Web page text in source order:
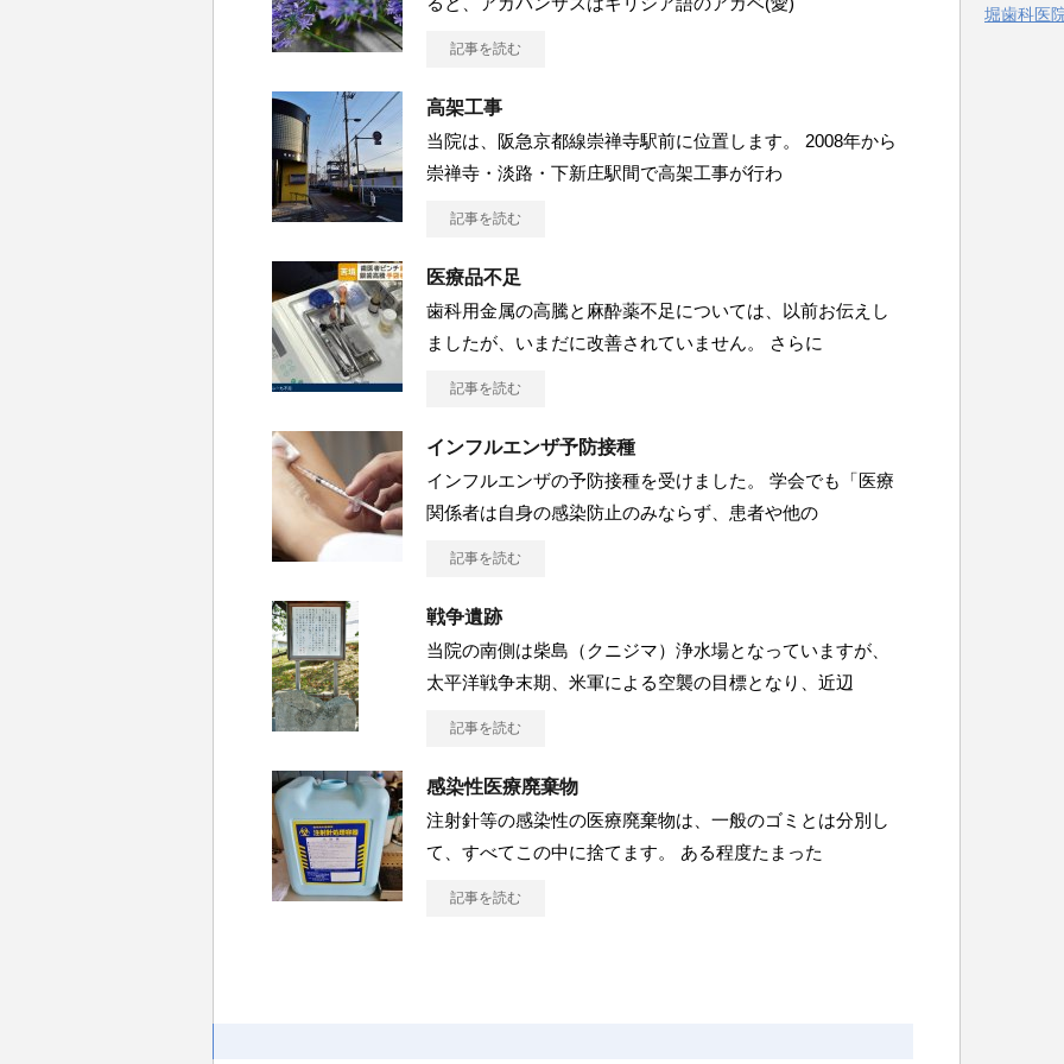
記事を読む
高架工事
当院は、阪急京都線崇禅寺駅前に位置します。 2008年から
崇禅寺・淡路・下新庄駅間で高架工事が行わ
記事を読む
医療品不足
歯科用金属の高騰と麻酔薬不足については、以前お伝えし
ましたが、いまだに改善されていません。 さらに
記事を読む
インフルエンザ予防接種
インフルエンザの予防接種を受けました。 学会でも「医療
関係者は自身の感染防止のみならず、患者や他の
記事を読む
戦争遺跡
当院の南側は柴島（クニジマ）浄水場となっていますが、
太平洋戦争末期、米軍による空襲の目標となり、近辺
記事を読む
感染性医療廃棄物
注射針等の感染性の医療廃棄物は、一般のゴミとは分別し
て、すべてこの中に捨てます。 ある程度たまった
記事を読む
ー
堀歯科医